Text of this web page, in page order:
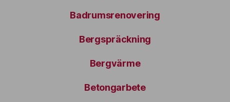
Badrumsrenovering
Bergspräckning
Bergvärme
Betongarbete